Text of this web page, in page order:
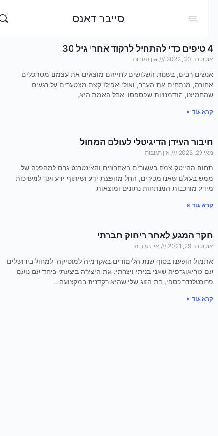
סייבר דאנס
4 טיפים כדי להתחיל לרקוד אחרי גיל 30
אוקטובר 30, 2022 אין תגובות
אנשים רבים, בשנות השלושים לחייהם מוצאים את עצמם מסתכלים
אחורה, מנתחים את העבר, ואולי אפילו קצת מצטערים על רגעים
שהחמיצו, הזדמנויות שפספסו. אבל האמת היא,
קרא עוד »
חיבור העידן הדיגיטלי לעולם המחול
מאי 29, 2022 אין תגובות
תחום ההייטק צמח בעשורים האחרונים והאינטרנט גרם למהפכה של
ממש בעולם שאנו מכירים, החל מהפצת ידע ושיתוף ידע ועד למערכות
מידע מורכבות המנתחות נתונים ומוצאות
קרא עוד »
חקר המגע לאחר ריחוק חברתי
אוקטובר 29, 2021 אין תגובות
אתמול הופענו בסוף שנת הלימודים באקדמיה למוסיקה ולמחול בירושלים
עם כוריאוגרפיה שאני בניתי ויצרתי. את היצירה ביצעתי ביחד עם נועם
פרוכטלנדר כספי, בת הזוג שלי שהיא רקדנית במקצועה…
קרא עוד »